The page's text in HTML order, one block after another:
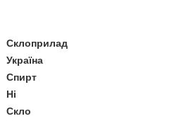
Склоприлад
Україна
Спирт
Ні
Скло